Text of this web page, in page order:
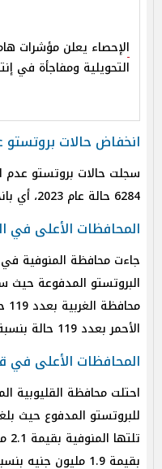
الإحصاء يعلن مؤشرات
التحويلية ومفاجأة في
انخفاض حالات بروتستو
6284 حالة عام 2023، أي بانخفاض قدره 2994 حالة بنسبة 48٪.
المحافظات الأعلى في
جاءت محافظة المنوفية
الأحمر بعدد 119 حالة بنسبة 14.5٪ من إجمالي الحالات.
المحافظات الأعلى في
احتلت محافظة القليوبية
بقيمة 1.9 مليون جنيه بنسبة 12٪ من إجمالي قيمة الدين.